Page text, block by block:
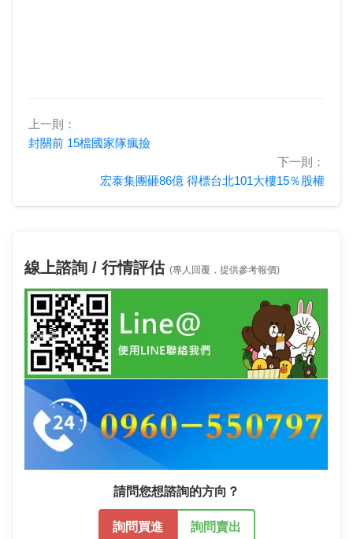
上一則：
封關前 15檔國家隊瘋撿
下一則：
宏泰集團砸86億 得標台北101大樓15％股權
線上諮詢 / 行情評估 (專人回覆，提供參考報價)
請問您想諮詢的方向？
詢問買進 詢問賣出